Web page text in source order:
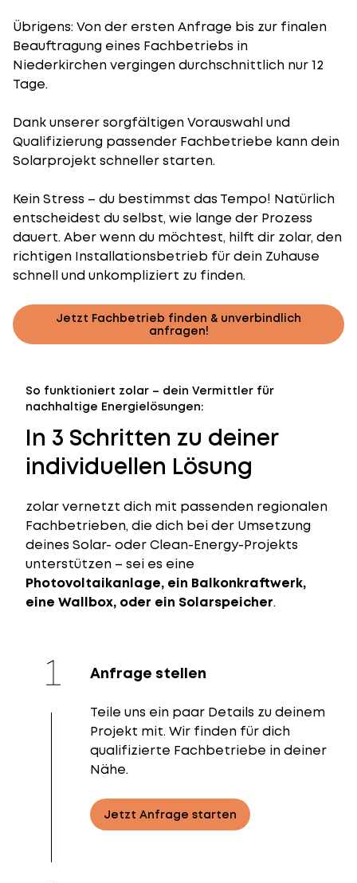
Übrigens: Von der ersten Anfrage bis zur finalen
Beauftragung eines Fachbetriebs in
Niederkirchen vergingen durchschnittlich nur 12
Tage.
Dank unserer sorgfältigen Vorauswahl und
Qualifizierung passender Fachbetriebe kann dein
Solarprojekt schneller starten.
Kein Stress – du bestimmst das Tempo! Natürlich
entscheidest du selbst, wie lange der Prozess
dauert. Aber wenn du möchtest, hilft dir zolar, den
richtigen Installationsbetrieb für dein Zuhause
schnell und unkompliziert zu finden.
Jetzt Fachbetrieb finden & unverbindlich
anfragen!
So funktioniert zolar – dein Vermittler für
nachhaltige Energielösungen:
In 3 Schritten zu deiner
individuellen Lösung
zolar vernetzt dich mit passenden regionalen
Fachbetrieben, die dich bei der Umsetzung
deines Solar- oder Clean-Energy-Projekts
unterstützen – sei es eine
Photovoltaikanlage, ein Balkonkraftwerk,
eine Wallbox, oder ein Solarspeicher.
Anfrage stellen
Teile uns ein paar Details zu deinem
Projekt mit. Wir finden für dich
qualifizierte Fachbetriebe in deiner
Nähe.
Jetzt Anfrage starten